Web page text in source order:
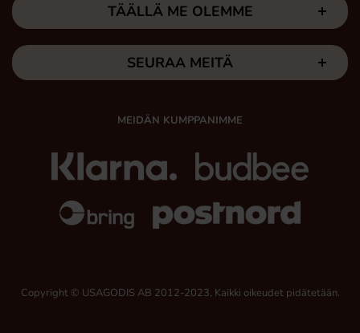
TÄÄLLÄ ME OLEMME
SEURAA MEITÄ
MEIDÄN KUMPPANIMME
Copyright © USAGODIS AB 2012-2023, Kaikki oikeudet pidätetään.